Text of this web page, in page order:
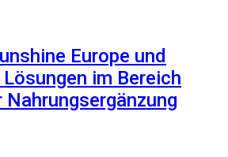
Europe und
im Bereich